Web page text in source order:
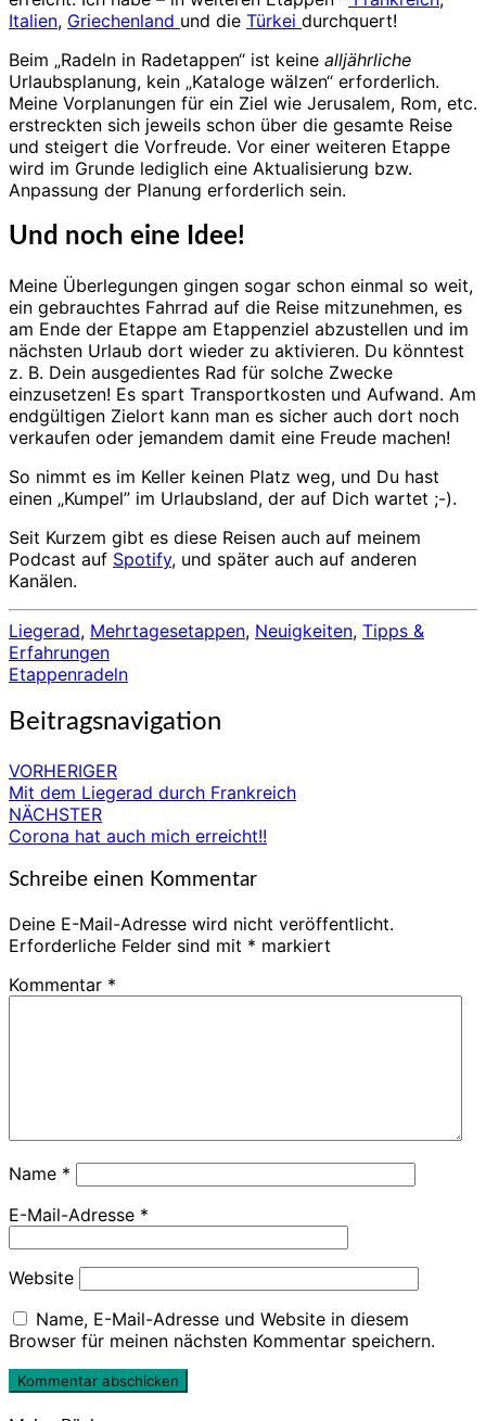
Italien, Griechenland und die Türkei durchquert!
Beim „Radeln in Radetappen“ ist keine alljährliche
Urlaubsplanung, kein „Kataloge wälzen“ erforderlich.
Meine Vorplanungen für ein Ziel wie Jerusalem, Rom, etc.
erstreckten sich jeweils schon über die gesamte Reise
und steigert die Vorfreude. Vor einer weiteren Etappe
wird im Grunde lediglich eine Aktualisierung bzw.
Anpassung der Planung erforderlich sein.
Und noch eine Idee!
Meine Überlegungen gingen sogar schon einmal so weit,
ein gebrauchtes Fahrrad auf die Reise mitzunehmen, es
am Ende der Etappe am Etappenziel abzustellen und im
nächsten Urlaub dort wieder zu aktivieren. Du könntest
z. B. Dein ausgedientes Rad für solche Zwecke
einzusetzen! Es spart Transportkosten und Aufwand. Am
endgültigen Zielort kann man es sicher auch dort noch
verkaufen oder jemandem damit eine Freude machen!
So nimmt es im Keller keinen Platz weg, und Du hast
einen „Kumpel” im Urlaubsland, der auf Dich wartet ;-).
Seit Kurzem gibt es diese Reisen auch auf meinem
Podcast auf Spotify, und später auch auf anderen
Kanälen.
Liegerad, Mehrtagesetappen, Neuigkeiten, Tipps &
Erfahrungen
Etappenradeln
Beitragsnavigation
VORHERIGER
Mit dem Liegerad durch Frankreich
NÄCHSTER
Corona hat auch mich erreicht!!
Schreibe einen Kommentar
Deine E-Mail-Adresse wird nicht veröffentlicht.
Erforderliche Felder sind mit * markiert
Kommentar *
Name *
E-Mail-Adresse *
Website
Name, E-Mail-Adresse und Website in diesem
Browser für meinen nächsten Kommentar speichern.